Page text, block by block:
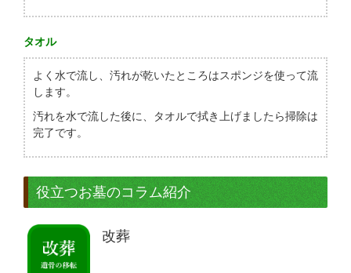
タオル
よく水で流し、汚れが乾いたところはスポンジを使って流
します。
汚れを水で流した後に、タオルで拭き上げましたら掃除は
完了です。
役立つお墓のコラム紹介
改葬